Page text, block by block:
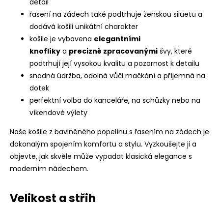
detail
řasení na zádech také podtrhuje ženskou siluetu a
dodává košili unikátní charakter
košile je vybavena elegantními
knoflíky a precizně zpracovanými švy, které
podtrhují její vysokou kvalitu a pozornost k detailu
snadná údržba, odolná vůči mačkání a příjemná na
dotek
perfektní volba do kanceláře, na schůzky nebo na
víkendové výlety
Naše košile z bavlněného popelínu s řasením na zádech je
dokonalým spojením komfortu a stylu. Vyzkoušejte ji a
objevte, jak skvěle může vypadat klasická elegance s
moderním nádechem.
Velikost a střih